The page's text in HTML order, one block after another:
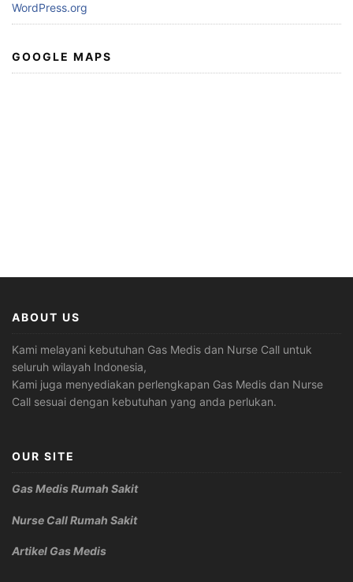
WordPress.org
GOOGLE MAPS
ABOUT US
Kami melayani kebutuhan Gas Medis dan Nurse Call untuk
seluruh wilayah Indonesia,
Kami juga menyediakan perlengkapan Gas Medis dan Nurse
Call sesuai dengan kebutuhan yang anda perlukan.
OUR SITE
Gas Medis Rumah Sakit
Nurse Call Rumah Sakit
Artikel Gas Medis